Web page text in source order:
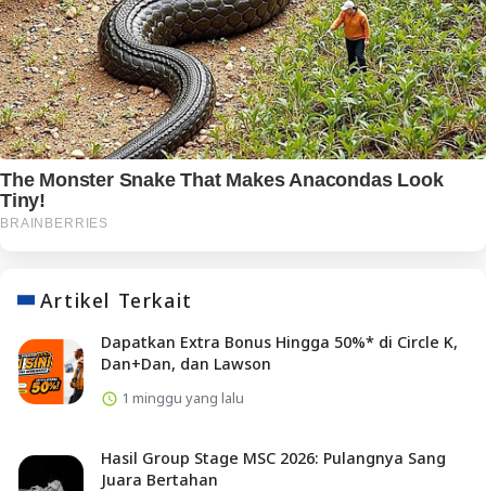
Artikel Terkait
Dapatkan Extra Bonus Hingga 50%* di Circle K,
Dan+Dan, dan Lawson
1 minggu yang lalu
Hasil Group Stage MSC 2026: Pulangnya Sang
Juara Bertahan